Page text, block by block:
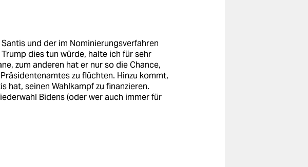
und der im Nominierungsverfahren
dies tun würde, halte ich für sehr
zum anderen hat er nur so die Chance,
zu flüchten. Hinzu kommt,
hat, seinen Wahlkampf zu finanzieren.
Bidens (oder wer auch immer für